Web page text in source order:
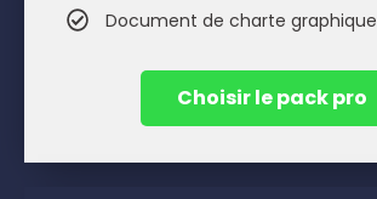
Document de charte graphique
Choisir le pack pro